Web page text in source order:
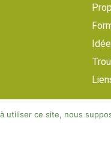
utiliser ce site, nous